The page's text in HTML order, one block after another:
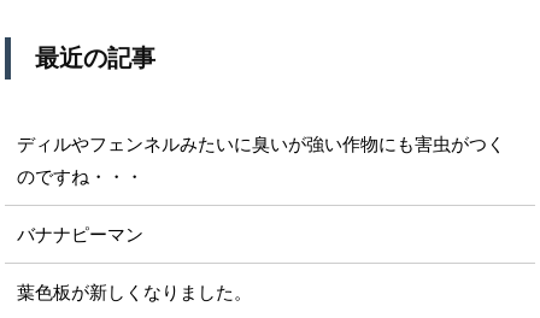
最近の記事
ディルやフェンネルみたいに臭いが強い作物にも害虫がつく
のですね・・・
バナナピーマン
葉色板が新しくなりました。